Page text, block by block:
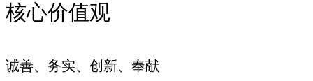
核心价值观
诚善、务实、创新、奉献